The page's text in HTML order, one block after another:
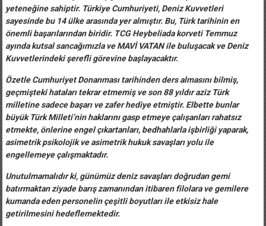
yeteneğine sahiptir. Türkiye Cumhuriyeti, Deniz Kuvvetleri
sayesinde bu 14 ülke arasında yer almıştır. Bu, Türk tarihinin en
önemli başarılarından biridir. TCG Heybeliada korveti Temmuz
ayında kutsal sancağımızla ve MAVİ VATAN ile buluşacak ve Deniz
Kuvvetlerindeki şerefli görevine başlayacaktır.
Özetle Cumhuriyet Donanması tarihinden ders almasını bilmiş,
geçmişteki hataları tekrar etmemiş ve son 88 yıldır aziz Türk
milletine sadece başarı ve zafer hediye etmiştir. Elbette bunlar
büyük Türk Milleti’nin haklarını gasp etmeye çalışanları rahatsız
etmekte, önlerine engel çıkartanları, bedhahlarla işbirliği yaparak,
asimetrik psikolojik ve asimetrik hukuk savaşları yolu ile
engellemeye çalışmaktadır.
Unutulmamalıdır ki, günümüz deniz savaşları doğrudan gemi
batırmaktan ziyade barış zamanından itibaren filolara ve gemilere
kumanda eden personelin çeşitli boyutları ile etkisiz hale
getirilmesini hedeflemektedir.